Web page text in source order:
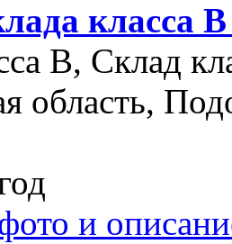
класса
B, Склад
область,
и